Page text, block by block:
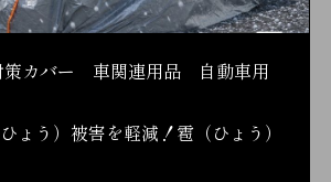
策カバー 車関連用品 自動車用
ょう）被害を軽減！雹（ひょう）